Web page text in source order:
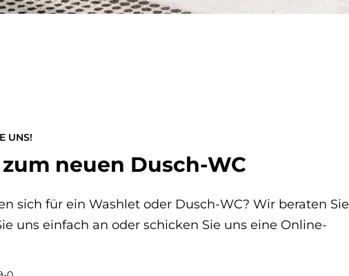
UNS!
neuen Dusch-WC
sich für ein Washlet oder Dusch-WC? Wir beraten Sie
uns einfach an oder schicken Sie uns eine Online-